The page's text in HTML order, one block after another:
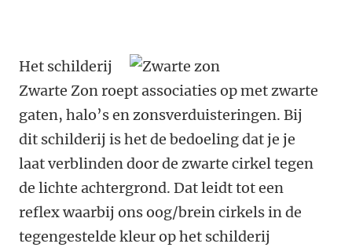
Het schilderij
Zwarte Zon roept associaties op met zwarte
gaten, halo’s en zonsverduisteringen. Bij
dit schilderij is het de bedoeling dat je je
laat verblinden door de zwarte cirkel tegen
de lichte achtergrond. Dat leidt tot een
reflex waarbij ons oog/brein cirkels in de
tegengestelde kleur op het schilderij